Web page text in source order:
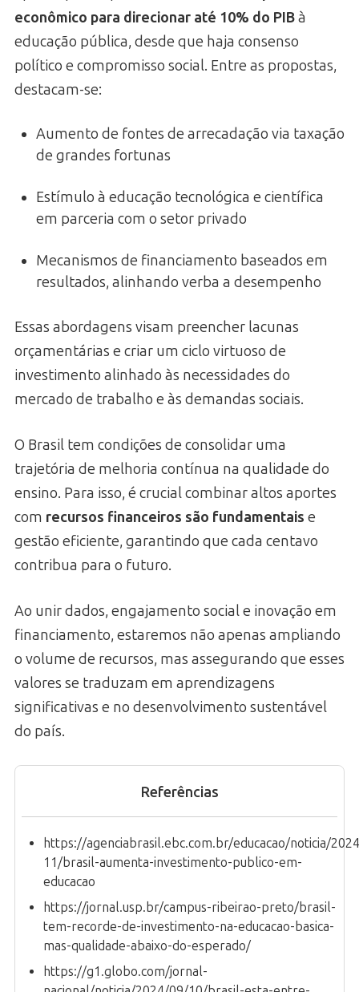
econômico para direcionar até 10% do PIBà
educação pública, desde que haja consenso
político e compromisso social. Entre as propostas,
destacam-se:
Aumento de fontes de arrecadação via taxação
de grandes fortunas
Estímulo à educação tecnológica e científica
em parceria com o setor privado
Mecanismos de financiamento baseados em
resultados, alinhando verba a desempenho
Essas abordagens visam preencher lacunas
orçamentárias e criar um ciclo virtuoso de
investimento alinhado às necessidades do
mercado de trabalho e às demandas sociais.
O Brasil tem condições de consolidar uma
trajetória de melhoria contínua na qualidade do
ensino. Para isso, é crucial combinar altos aportes
com recursos financeiros são fundamentais e
gestão eficiente, garantindo que cada centavo
contribua para o futuro.
Ao unir dados, engajamento social e inovação em
financiamento, estaremos não apenas ampliando
o volume de recursos, mas assegurando que esses
valores se traduzam em aprendizagens
significativas e no desenvolvimento sustentável
do país.
Referências
https://agenciabrasil.ebc.com.br/educacao/noticia/
11/brasil-aumenta-investimento-publico-em-
educacao
https://jornal.usp.br/campus-ribeirao-preto/brasil-
tem-recorde-de-investimento-na-educacao-basica-
mas-qualidade-abaixo-do-esperado/
https://g1.globo.com/jornal-